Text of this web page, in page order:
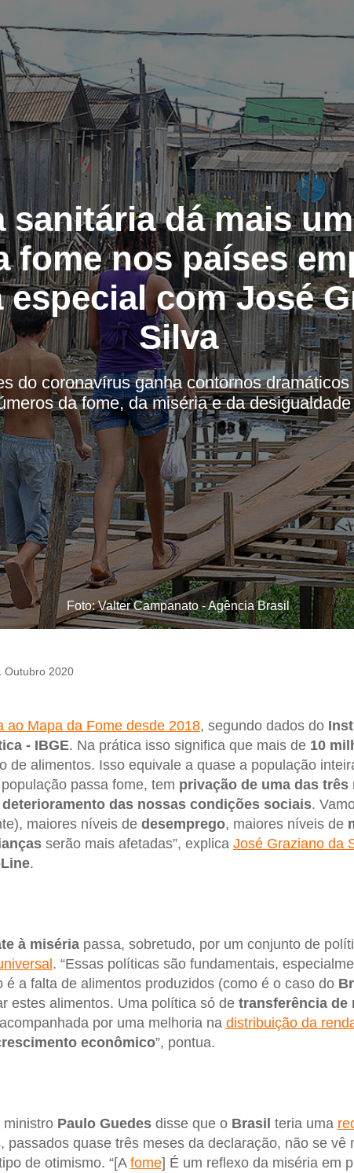
sanitária dá mais
fome nos países
com José
Silva
do coronavírus ganha contornos
da fome, da miséria e da
Foto: Valter Campanato - Agência Brasil
Outubro 2020
ao Mapa da Fome desde 2018, segundo dados do
- IBGE. Na prática isso significa que mais de10
de alimentos. Isso equivale a quase a população
passa fome, tem privação de uma das
deterioramento das nossas condições sociais.
maiores níveis de desemprego, maiores níveis de
serão mais afetadas”, explica José Graziano da
.
à misériapassa, sobretudo, por um conjunto de
. “Essas políticas são fundamentais,
é a falta de alimentos produzidos (como é o caso do
estes alimentos. Uma política só de transferência de
por uma melhoria na distribuição da
econômico”, pontua.
ministro Paulo Guedesdisse que o Brasil teria uma
passados quase três meses da declaração, não se vê
de otimismo. “[A fome] É um reflexo da miséria em